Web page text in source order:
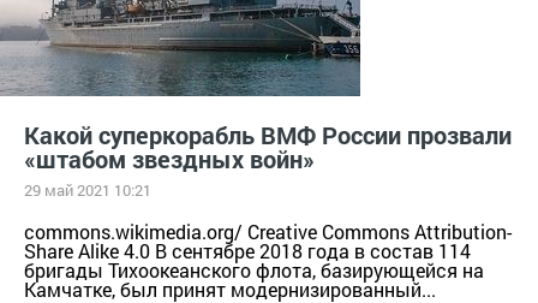
Какой суперкорабль ВМФ России прозвали
«штабом звездных войн»
29 май 2021 10:21
commons.wikimedia.org/ Creative Commons Attribution-
Share Alike 4.0 В сентябре 2018 года в состав 114
бригады Тихоокеанского флота, базирующейся на
Камчатке, был принят модернизированный...